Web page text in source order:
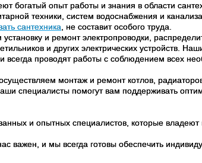
богатый опыт работы и знания в области
техники, систем водоснабжения и
сантехника , не составит особого труда.
и ремонт электропроводки,
и других электрических устройств.
всегда проводят работы с соблюдением всех
монтаж и ремонт котлов,
специалисты помогут вам поддерживать
и опытных специалистов, которые
важен, и мы всегда готовы обеспечить